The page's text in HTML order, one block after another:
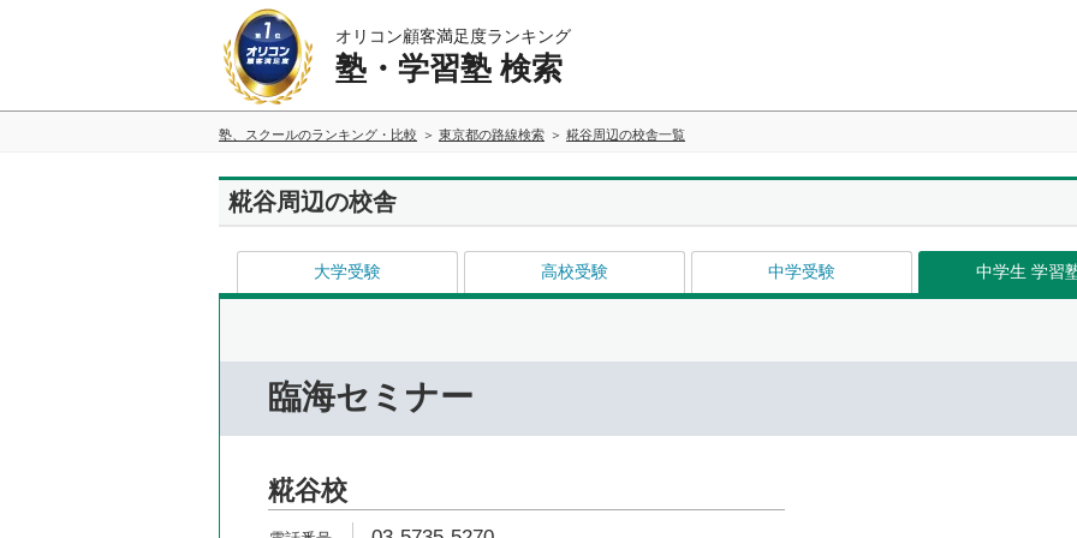
オリコン顧客満足度ランキング
塾・学習塾 検索
塾、スクールのランキング・比較 東京都の路線検索 糀谷周辺の校舎一覧
糀谷周辺の校舎
大学受験 高校受験 中学受験 中学生 学習
臨海セミナー
糀谷校